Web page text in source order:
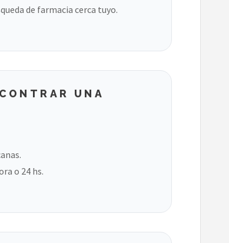
de farmacia cerca tuyo.
UNA
o 24 hs.